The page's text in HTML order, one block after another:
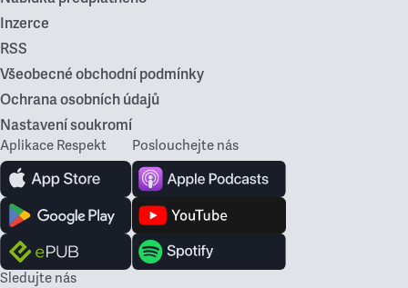
Inzerce
RSS
Všeobecné obchodní podmínky
Ochrana osobních údajů
Nastavení soukromí
Aplikace Respekt Poslouchejte nás
Sledujte nás